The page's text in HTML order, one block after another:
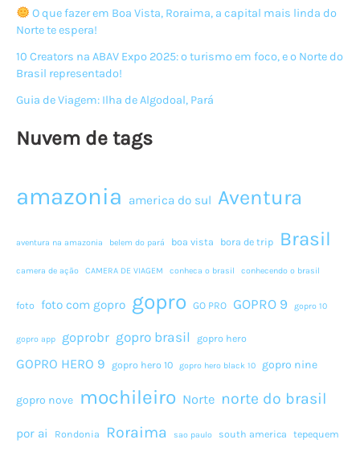
O que fazer em Boa Vista, Roraima, a capital mais linda do
Norte te espera!
10 Creators na ABAV Expo 2025: o turismo em foco, e o Norte do
Brasil representado!
Guia de Viagem: Ilha de Algodoal, Pará
Nuvem de tags
amazonia america do sul Aventura
aventura na amazonia belem do pará boa vista bora de trip Brasil
camera de ação CAMERA DE VIAGEM conheca o brasil conhecendo o brasil
foto foto com gopro gopro GO PRO GOPRO 9 gopro 10
gopro app goprobr gopro brasil gopro hero
GOPRO HERO 9 gopro hero 10 gopro hero black 10 gopro nine
gopro nove mochileiro Norte norte do brasil
por ai Rondonia Roraima sao paulo south america tepequem